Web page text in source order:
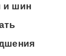
и шин